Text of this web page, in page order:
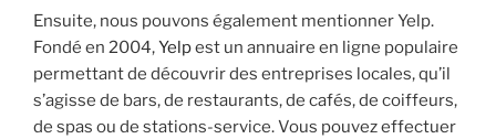
Ensuite, nous pouvons également mentionner Yelp.
Fondé en 2004,Yelpest un annuaire en ligne populaire
permettant de découvrir des entreprises locales, qu’il
s’agisse de bars, de restaurants, de cafés, de coiffeurs,
de spas ou de stations-service. Vous pouvez effectuer